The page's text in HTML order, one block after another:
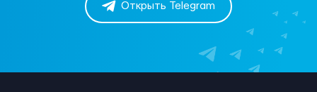
Открыть Telegram